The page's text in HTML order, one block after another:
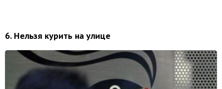
6. Нельзя курить на улице